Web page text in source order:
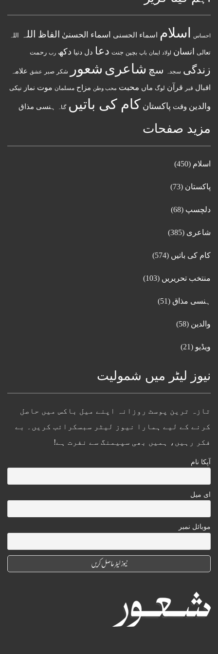
احساس اسلام اسماء الحسنى اسماء الحسنیٰ الفاظ اللہ اللہ
تعالی انسان اولاد ایمان باپ بچپن جنت دعا دل دنیا دکھ رب رحمت
زندگی سجدہ سچ شاعری شعور شکر صبر عشق علامہ
اقبال قبر قرآن لوگ ماں محبت محب وطن مزاح مسلمان موت نماز نیکی
والدین وقت پاکستان کام کی باتیں گناہ ہنسی مذاق
مزید صفحات
اسلام (450)
پاکستان (73)
دلچسپ (68)
شاعری (385)
کام کی باتیں (574)
منتخب تحریریں (103)
ہنسی مذاق (51)
والدین (58)
ویڈیو (21)
نیوز لیٹر میں شمولیت
تازہ ترین پوسٹ روزانہ اپنے میل باکس میں حاصل
کرنے کے لیے ہمارا نیوز لیٹر سبسکرائب کریں۔ بے
فکر رہیں، ہمیں بھی سپیمنگ سے نفرت ہے!
آپکا نام
ای میل
موبائل نمبر